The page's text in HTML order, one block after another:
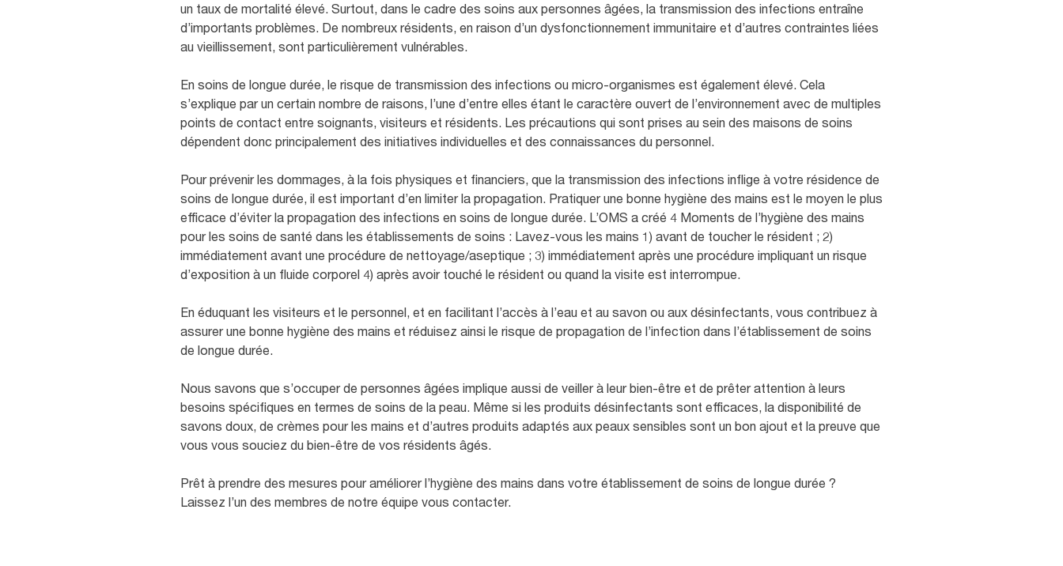
un taux de mortalité élevé. Surtout, dans le cadre des soins aux personnes âgées, la transmission des infections entraîne
d’importants problèmes. De nombreux résidents, en raison d’un dysfonctionnement immunitaire et d’autres contraintes liées
au vieillissement, sont particulièrement vulnérables.
En soins de longue durée, le risque de transmission des infections ou micro-organismes est également élevé. Cela
s’explique par un certain nombre de raisons, l’une d’entre elles étant le caractère ouvert de l’environnement avec de multiples
points de contact entre soignants, visiteurs et résidents. Les précautions qui sont prises au sein des maisons de soins
dépendent donc principalement des initiatives individuelles et des connaissances du personnel.
Pour prévenir les dommages, à la fois physiques et financiers, que la transmission des infections inflige à votre résidence de
soins de longue durée, il est important d’en limiter la propagation. Pratiquer une bonne hygiène des mains est le moyen le plus
efficace d’éviter la propagation des infections en soins de longue durée. L’OMS a créé 4 Moments de l’hygiène des mains
pour les soins de santé dans les établissements de soins : Lavez-vous les mains 1) avant de toucher le résident ; 2)
immédiatement avant une procédure de nettoyage/aseptique ; 3) immédiatement après une procédure impliquant un risque
d’exposition à un fluide corporel 4) après avoir touché le résident ou quand la visite est interrompue.
En éduquant les visiteurs et le personnel, et en facilitant l’accès à l’eau et au savon ou aux désinfectants, vous contribuez à
assurer une bonne hygiène des mains et réduisez ainsi le risque de propagation de l’infection dans l’établissement de soins
de longue durée.
Nous savons que s’occuper de personnes âgées implique aussi de veiller à leur bien-être et de prêter attention à leurs
besoins spécifiques en termes de soins de la peau. Même si les produits désinfectants sont efficaces, la disponibilité de
savons doux, de crèmes pour les mains et d’autres produits adaptés aux peaux sensibles sont un bon ajout et la preuve que
vous vous souciez du bien-être de vos résidents âgés.
Prêt à prendre des mesures pour améliorer l’hygiène des mains dans votre établissement de soins de longue durée ?
Laissez l’un des membres de notre équipe vous contacter.